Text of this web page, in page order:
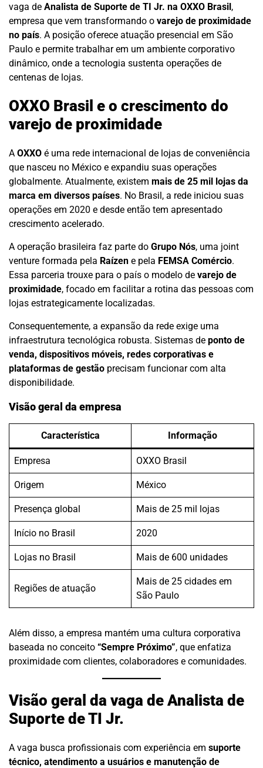
vaga de Analista de Suporte de TI Jr. na OXXO Brasil,
empresa que vem transformando o varejo de proximidade
no país. A posição oferece atuação presencial em São
Paulo e permite trabalhar em um ambiente corporativo
dinâmico, onde a tecnologia sustenta operações de
centenas de lojas.
OXXO Brasil e o crescimento do
varejo de proximidade
A OXXO é uma rede internacional de lojas de conveniência
que nasceu no México e expandiu suas operações
globalmente. Atualmente, existem mais de 25 mil lojas da
marca em diversos países. No Brasil, a rede iniciou suas
operações em 2020 e desde então tem apresentado
crescimento acelerado.
A operação brasileira faz parte do Grupo Nós, uma joint
venture formada pela Raízen e pela FEMSA Comércio.
Essa parceria trouxe para o país o modelo de varejo de
proximidade, focado em facilitar a rotina das pessoas com
lojas estrategicamente localizadas.
Consequentemente, a expansão da rede exige uma
infraestrutura tecnológica robusta. Sistemas de ponto de
venda, dispositivos móveis, redes corporativas e
plataformas de gestão precisam funcionar com alta
disponibilidade.
Visão geral da empresa
Característica Informação
Empresa OXXO Brasil
Origem México
Presença global Mais de 25 mil lojas
Início no Brasil 2020
Lojas no Brasil Mais de 600 unidades
Regiões de atuação
Mais de 25 cidades em
São Paulo
Além disso, a empresa mantém uma cultura corporativa
baseada no conceito “Sempre Próximo”, que enfatiza
proximidade com clientes, colaboradores e comunidades.
Visão geral da vaga de Analista de
Suporte de TI Jr.
A vaga busca profissionais com experiência em suporte
técnico, atendimento a usuários e manutenção de